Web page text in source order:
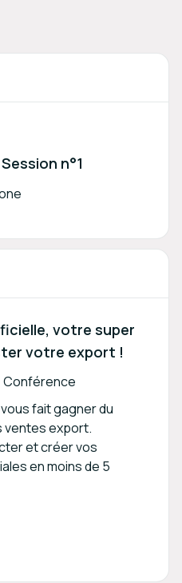
n°1
votre super
votre export !
Conférence
fait gagner du
ventes export.
et créer vos
en moins de 5